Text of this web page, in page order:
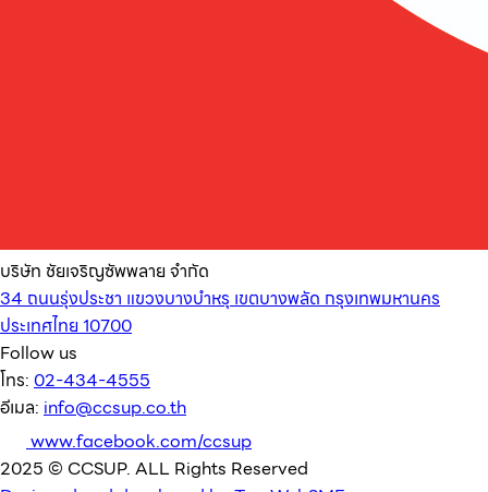
บริษัท ชัยเจริญซัพพลาย จำกัด
34 ถนนรุ่งประชา แขวงบางบำหรุ เขตบางพลัด กรุงเทพมหานคร
ประเทศไทย 10700
Follow us
โทร: 02-434-4555
อีเมล: info@ccsup.co.th
www.facebook.com/ccsup
2025 © CCSUP. ALL Rights Reserved